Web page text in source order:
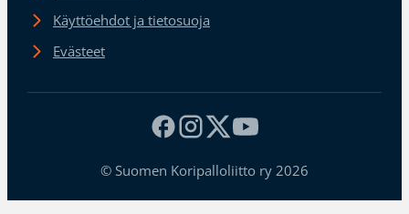
Käyttöehdot ja tietosuoja
Evästeet
© Suomen Koripalloliitto ry 2026